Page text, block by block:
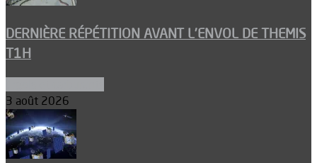
DERNIÈRE RÉPÉTITION AVANT L’ENVOL DE THEMIS
T1H
3 août 2026